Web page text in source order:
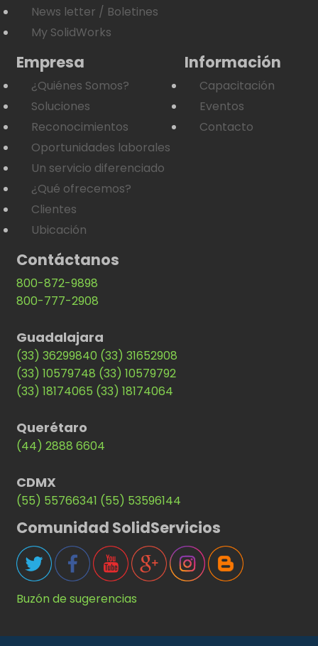
News letter / Boletines
My SolidWorks
Empresa
¿Quiénes Somos?
Soluciones
Reconocimientos
Oportunidades laborales
Un servicio diferenciado
¿Qué ofrecemos?
Clientes
Ubicación
Información
Capacitación
Eventos
Contacto
Contáctanos
800-872-9898
800-777-2908
Guadalajara
(33) 36299840 (33) 31652908
(33) 10579748 (33) 10579792
(33) 18174065 (33) 18174064
Querétaro
(44) 2888 6604
CDMX
(55) 55766341 (55) 53596144
Comunidad SolidServicios
Buzón de sugerencias